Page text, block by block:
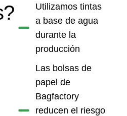
Utilizamos tintas
a base de agua
durante la
producción
Las bolsas de
papel de
Bagfactory
reducen el riesgo